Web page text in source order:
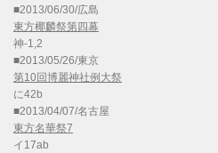
■2013/06/30/広島
東方椰麟祭第四幕
神-1,2
■2013/05/26/東京
第10回博麗神社例大祭
に42b
■2013/04/07/名古屋
東方名華祭7
イ17ab